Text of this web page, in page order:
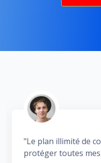
"Le plan illimité de
protéger toutes